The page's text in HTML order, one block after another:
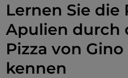
Lernen Sie die
Apulien durch
Pizza von
kennen